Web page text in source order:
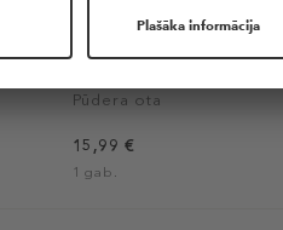
DOUGLAS COLLECTION
ACCESSORIES Kabuki Brush
Pūdera ota
15,99 €
1 gab.